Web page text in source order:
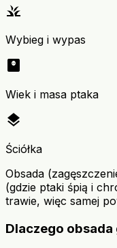
grass
Wybieg i wypas
monitor_weight
Wiek i masa ptaka
layers
Ściółka
Obsada
(gdzie ptaki śpią i
trawie, więc samej
Dlaczego